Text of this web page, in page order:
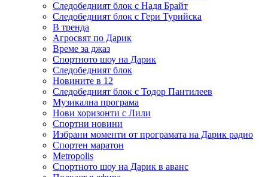
Следобедният блок с Надя Брайт
Следобедният блок с Гери Турийска
В тренда
Агросвят по Дарик
Време за джаз
Спортното шоу на Дарик
Следобедният блок
Новините в 12
Следобедният блок с Тодор Пантилеев
Музикална програма
Нови хоризонти с Лили
Спортни новини
Избрани моменти от програмата на Дарик радио
Спортен маратон
Metropolis
Спортното шоу на Дарик в аванс